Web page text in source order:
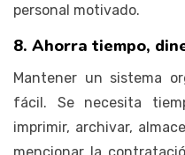
personal motivado.
8. Ahorra tiempo,
Mantener un sistema
fácil. Se necesita
imprimir, archivar,